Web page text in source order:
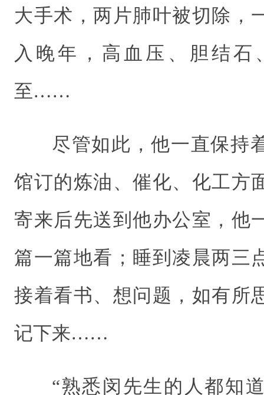
大手术，两片肺叶被切除，
入晚年，高血压、胆结石
至……
尽管如此，他一直保持
馆订的炼油、催化、化工方
寄来后先送到他办公室，他
篇一篇地看；睡到凌晨两三
接着看书、想问题，如有所
记下来……
“熟悉闵先生的人都知